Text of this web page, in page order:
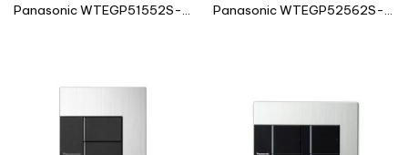
Panasonic WTEGP51552S-
Panasonic WTEGP52562S-